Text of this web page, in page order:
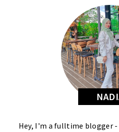
Hey, I'm a fulltime blogger